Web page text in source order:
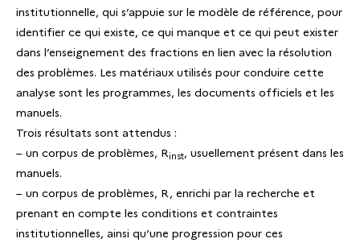
institutionnelle, qui s’appuie sur le modèle de référence, pour
identifier ce qui existe, ce qui manque et ce qui peut exister
dans l’enseignement des fractions en lien avec la résolution
des problèmes. Les matériaux utilisés pour conduire cette
analyse sont les programmes, les documents officiels et les
manuels.
Trois résultats sont attendus :
– un corpus de problèmes, Rinst, usuellement présent dans les
manuels.
– un corpus de problèmes, R, enrichi par la recherche et
prenant en compte les conditions et contraintes
institutionnelles, ainsi qu’une progression pour ces